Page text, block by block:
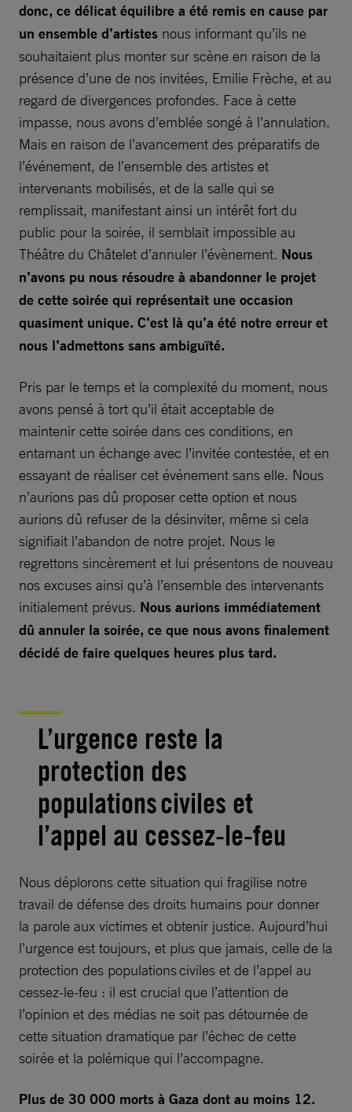
donc, ce délicat équilibre a été remis en cause par
un ensemble d’artistes nous informant qu’ils ne
souhaitaient plus monter sur scène en raison de la
présence d’une de nos invitées, Emilie Frèche, et au
regard de divergences profondes. Face à cette
impasse, nous avons d’emblée songé à l’annulation.
Mais en raison de l’avancement des préparatifs de
l’événement, de l’ensemble des artistes et
intervenants mobilisés, et de la salle qui se
remplissait, manifestant ainsi un intérêt fort du
public pour la soirée, il semblait impossible au
Théâtre du Châtelet d’annuler l’évènement. Nous
n’avons pu nous résoudre à abandonner le projet
de cette soirée qui représentait une occasion
quasiment unique. C’est là qu’a été notre erreur et
nous l’admettons sans ambiguïté.
Pris par le temps et la complexité du moment, nous
avons pensé à tort qu’il était acceptable de
maintenir cette soirée dans ces conditions, en
entamant un échange avec l’invitée contestée, et en
essayant de réaliser cet événement sans elle. Nous
n’aurions pas dû proposer cette option et nous
aurions dû refuser de la désinviter, même si cela
signifiait l’abandon de notre projet. Nous le
regrettons sincèrement et lui présentons de nouveau
nos excuses ainsi qu’à l’ensemble des intervenants
initialement prévus. Nous aurions immédiatement
dû annuler la soirée, ce que nous avons finalement
décidé de faire quelques heures plus tard.
L’urgence reste la
protection des
populations civiles et
l’appel au cessez-le-feu
Nous déplorons cette situation qui fragilise notre
travail de défense des droits humains pour donner
la parole aux victimes et obtenir justice. Aujourd’hui
l’urgence est toujours, et plus que jamais, celle de la
protection des populations civiles et de l’appel au
cessez-le-feu : il est crucial que l’attention de
l’opinion et des médias ne soit pas détournée de
cette situation dramatique par l’échec de cette
soirée et la polémique qui l’accompagne.
Plus de 30 000 morts à Gaza dont au moins 12.